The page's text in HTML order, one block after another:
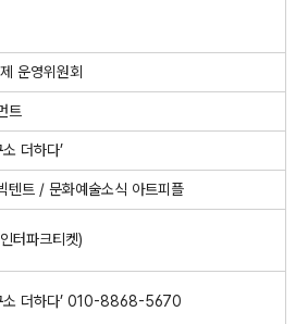
운영위원회
트
더하다’
텐트 / 문화예술소식 아트피플
인터파크티켓)
더하다’ 010-8868-5670